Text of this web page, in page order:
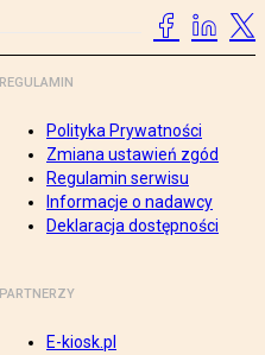
REGULAMIN
Polityka Prywatności
Zmiana ustawień zgód
Regulamin serwisu
Informacje o nadawcy
Deklaracja dostępności
PARTNERZY
E-kiosk.pl